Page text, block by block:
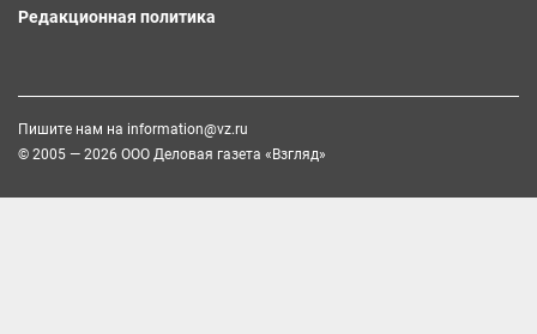
Редакционная политика
Пишите нам на information@vz.ru
© 2005 — 2026 ООО Деловая газета «Взгляд»